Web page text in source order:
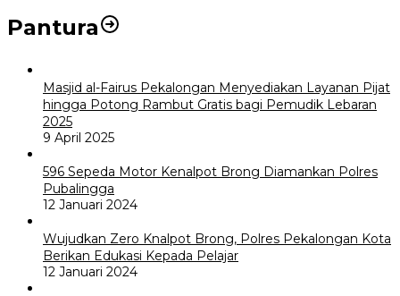
Pantura
Masjid al-Fairus Pekalongan Menyediakan Layanan Pijat
hingga Potong Rambut Gratis bagi Pemudik Lebaran
2025
9 April 2025
596 Sepeda Motor Kenalpot Brong Diamankan Polres
Pubalingga
12 Januari 2024
Wujudkan Zero Knalpot Brong, Polres Pekalongan Kota
Berikan Edukasi Kepada Pelajar
12 Januari 2024